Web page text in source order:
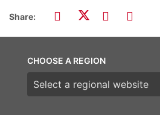
Share:
CHOOSE A REGION
Choose a region